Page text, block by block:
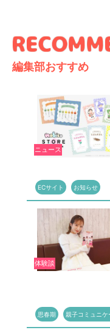
編集部おすすめ
ニュース
ECサイト お知らせ
体験談
思春期 親子コミュニケ